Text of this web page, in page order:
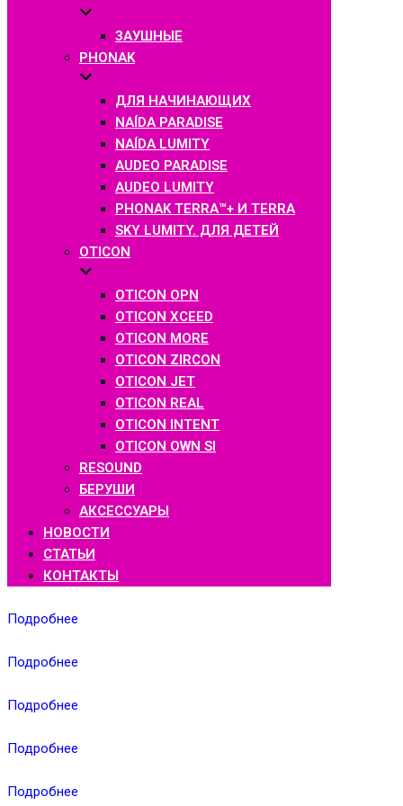
ЗАУШНЫЕ
PHONAK
ДЛЯ НАЧИНАЮЩИХ
NAÍDA PARADISE
NAÍDA LUMITY
AUDEO PARADISE
AUDEO LUMITY
PHONAK TERRA™+ И TERRA
SKY LUMITY. ДЛЯ ДЕТЕЙ
OTICON
OTICON OPN
OTICON XCEED
OTICON MORE
OTICON ZIRCON
OTICON JET
OTICON REAL
OTICON INTENT
OTICON OWN SI
RESOUND
БЕРУШИ
АКСЕССУАРЫ
НОВОСТИ
СТАТЬИ
КОНТАКТЫ
Подробнее
Подробнее
Подробнее
Подробнее
Подробнее